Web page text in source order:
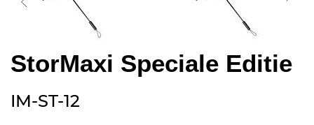
StorMaxi Speciale Editie
IM-ST-12